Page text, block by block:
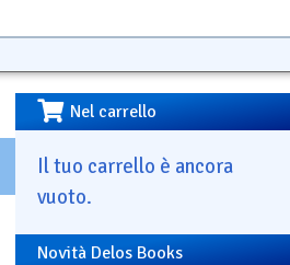
Nel carrello
Il tuo carrello è ancora
vuoto.
Novità Delos Books